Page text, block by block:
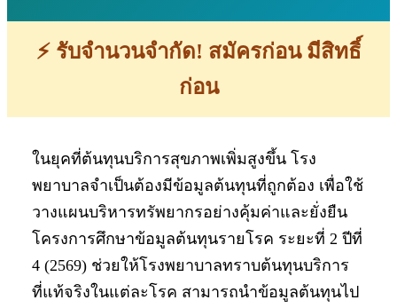
⚡ รับจำนวนจำกัด! สมัครก่อน มีสิทธิ์
ก่อน
ในยุคที่ต้นทุนบริการสุขภาพเพิ่มสูงขึ้น โรง
พยาบาลจำเป็นต้องมีข้อมูลต้นทุนที่ถูกต้อง เพื่อใช้
วางแผนบริหารทรัพยากรอย่างคุ้มค่าและยั่งยืน
โครงการศึกษาข้อมูลต้นทุนรายโรค ระยะที่ 2 ปีที่
4 (2569) ช่วยให้โรงพยาบาลทราบต้นทุนบริการ
ที่แท้จริงในแต่ละโรค สามารถนำข้อมูลต้นทุนไป